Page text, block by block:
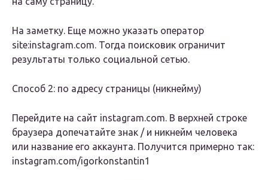
На заметку. Еще можно указать оператор
site:instagram.com. Тогда поисковик ограничит
результаты только социальной сетью.
Способ 2: по адресу страницы (никнейму)
Перейдите на сайт instagram.com. В верхней строке
браузера допечатайте знак / и никнейм человека
или название его аккаунта. Получится примерно так:
instagram.com/igorkonstantin1